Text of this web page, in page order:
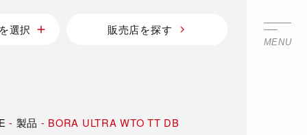
MENU
選択 販売店を探す
- 製品 - BORA ULTRA WTO TT DB